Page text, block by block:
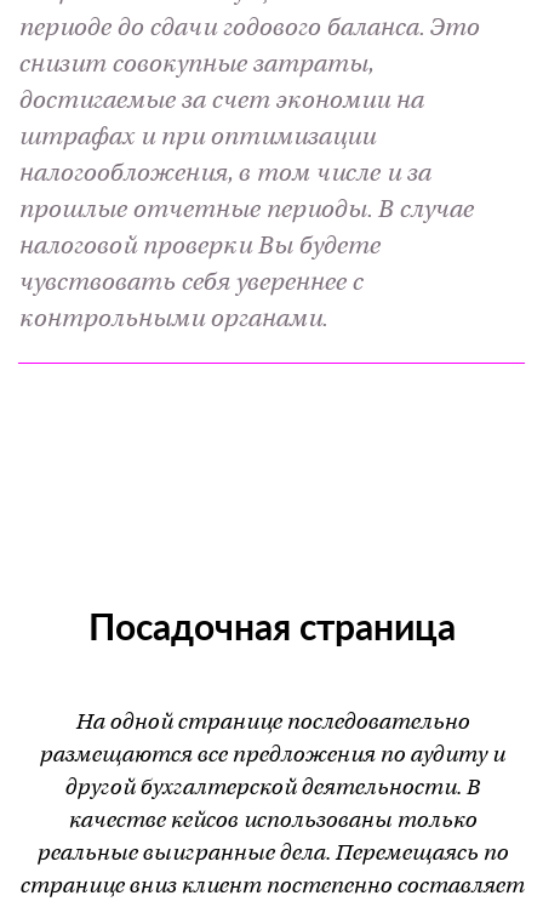
периоде до сдачи годового баланса. Это
снизит совокупные затраты,
достигаемые за счет экономии на
штрафах и при оптимизации
налогообложения, в том числе и за
прошлые отчетные периоды. В случае
налоговой проверки Вы будете
чувствовать себя увереннее с
контрольными органами.
Посадочная страница
На одной странице последовательно
размещаются все предложения по аудиту и
другой бухгалтерской деятельности. В
качестве кейсов использованы только
реальные выигранные дела. Перемещаясь по
странице вниз клиент постепенно составляет